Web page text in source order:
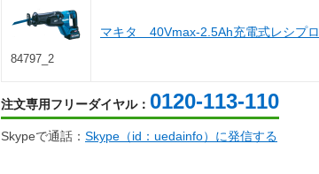
84797_2
マキタ 40Vmax-2.5Ah充電式レシプ
注文専用フリーダイヤル： 0120-113-110
Skypeで通話： Skype（id：uedainfo）に発信する